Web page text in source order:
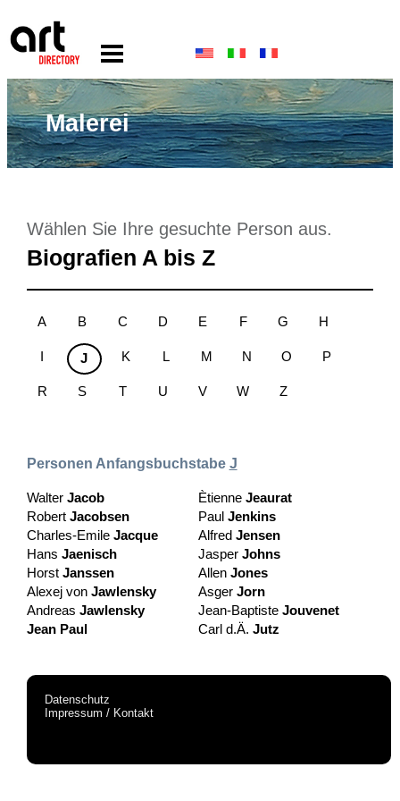
Malerei
Wählen Sie Ihre gesuchte Person aus.
Biografien A bis Z
A B C D E F G H
I J K L M N O P
R S T U V W Z
Personen Anfangsbuchstabe J
Walter Jacob
Robert Jacobsen
Charles-Emile Jacque
Hans Jaenisch
Horst Janssen
Alexej von Jawlensky
Andreas Jawlensky
Jean Paul
Ètienne Jeaurat
Paul Jenkins
Alfred Jensen
Jasper Johns
Allen Jones
Asger Jorn
Jean-Baptiste Jouvenet
Carl d.Ä. Jutz
Datenschutz
Impressum / Kontakt